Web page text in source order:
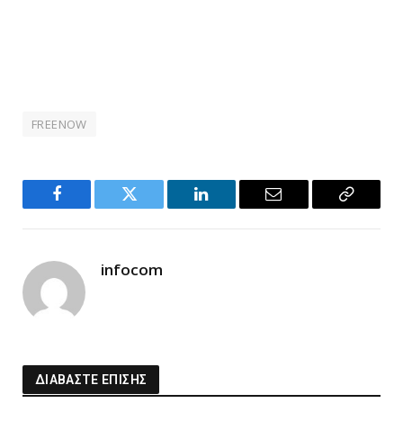
FREENOW
Facebook Twitter LinkedIn Email
Copy
infocom
ΔΙΑΒΑΣΤΕ ΕΠΙΣΗΣ